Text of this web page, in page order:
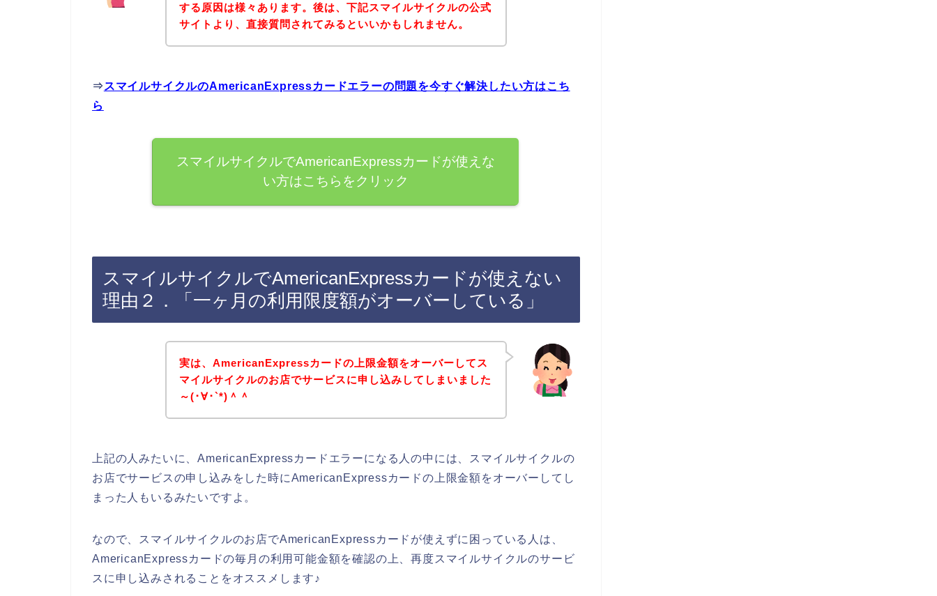
する原因は様々あります。後は、下記スマイルサイクルの公式
サイトより、直接質問されてみるといいかもしれません。
⇒ スマイルサイクルのAmericanExpressカードエラーの問題を今すぐ解決したい方はこち
ら
スマイルサイクルでAmericanExpressカードが使えな
い方はこちらをクリック
スマイルサイクルでAmericanExpressカードが使えない
理由２．「一ヶ月の利用限度額がオーバーしている」
実は、AmericanExpressカードの上限金額をオーバーしてス
マイルサイクルのお店でサービスに申し込みしてしまいました
～(･∀･`*)＾＾
上記の人みたいに、AmericanExpressカードエラーになる人の中には、スマイルサイクルの
お店でサービスの申し込みをした時にAmericanExpressカードの上限金額をオーバーしてし
まった人もいるみたいですよ。
なので、スマイルサイクルのお店でAmericanExpressカードが使えずに困っている人は、
AmericanExpressカードの毎月の利用可能金額を確認の上、再度スマイルサイクルのサービ
スに申し込みされることをオススメします♪